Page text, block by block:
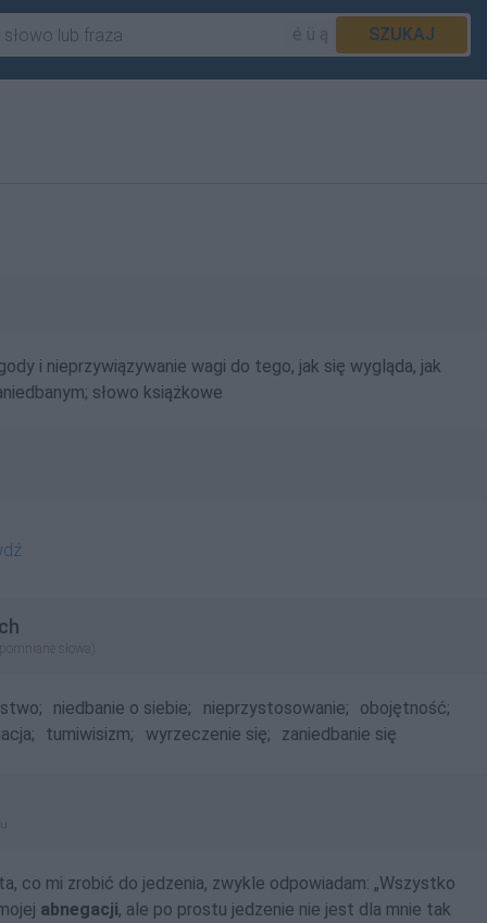
SZUKAJ
i nieprzywiązywanie wagi do tego, jak się wygląda, jak
słowo książkowe
słowa)
niedbanie o siebie; nieprzystosowanie;
obojętność;
tumiwisizm; wyrzeczenie się; zaniedbanie się
co mi zrobić do jedzenia, zwykle odpowiadam: „Wszystko
abnegacji, ale po prostu jedzenie nie jest dla mnie tak